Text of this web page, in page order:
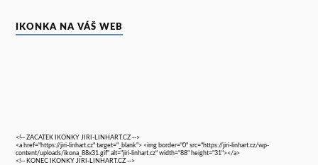
IKONKA NA VÁŠ WEB
<!-- ZACATEK IKONKY JIRI-LINHART.CZ -->
<a href="https://jiri-linhart.cz" target="_blank"> <img border="0" src="https://jiri-linhart.cz/wp-
content/uploads/ikona_88x31.gif" alt="jiri-linhart.cz" width="88" height="31"></a>
<!-- KONEC IKONKY JIRI-LINHART.CZ -->